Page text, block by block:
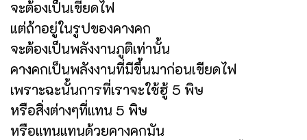
จะต้องเป็นเขียดไฟ
แต่ถ้าอยู่ในรูปของคางคก
จะต้องเป็นพลังงานภูติเท่านั้น
คางคกเป็นพลังงานที่มีขึ้นมาก่อนเขียดไฟ
เพราะฉะนั้นการที่เราจะใช้ฮู้ 5 พิษ
หรือสิ่งต่างๆที่แทน 5 พิษ
หรือแทนแทนด้วยคางคกมัน